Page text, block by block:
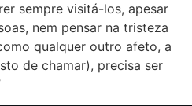
sempre visitá-los, apesar
nem pensar na tristeza
qualquer outro afeto, a
de chamar), precisa ser